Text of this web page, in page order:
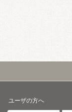
ユーザの方へ